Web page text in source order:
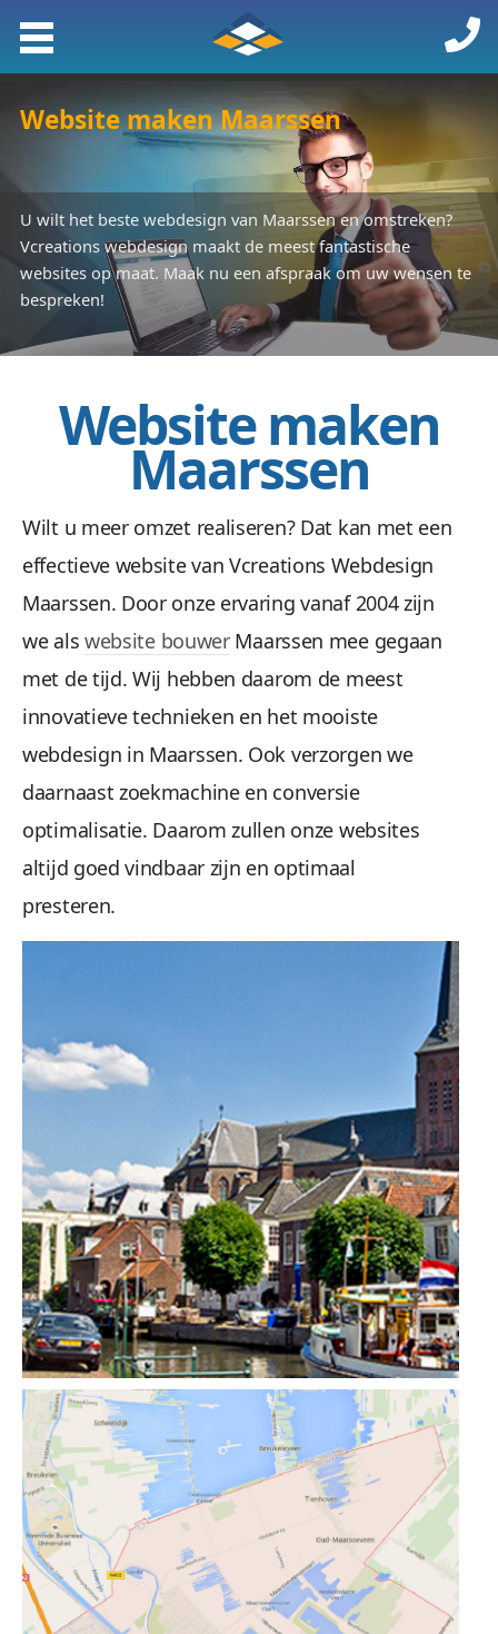
Website maken
Maarssen
Wilt u meer omzet realiseren? Dat kan met een
effectieve website van Vcreations Webdesign
Maarssen. Door onze ervaring vanaf 2004 zijn
we als website bouwerMaarssen mee gegaan
met de tijd. Wij hebben daarom de meest
innovatieve technieken en het mooiste
webdesign in Maarssen. Ook verzorgen we
daarnaast zoekmachine en conversie
optimalisatie. Daarom zullen onze websites
altijd goed vindbaar zijn en optimaal
presteren.
Website maken Maarssen
U wilt het beste webdesign van Maarssen en omstreken?
Vcreations webdesign maakt de meest fantastische
websites op maat. Maak nu een afspraak om uw wensen te
bespreken!